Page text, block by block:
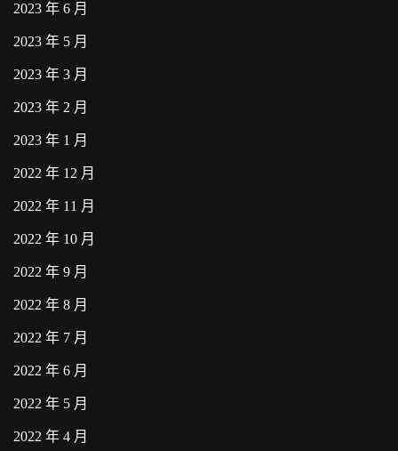
2023 年 6 月
2023 年 5 月
2023 年 3 月
2023 年 2 月
2023 年 1 月
2022 年 12 月
2022 年 11 月
2022 年 10 月
2022 年 9 月
2022 年 8 月
2022 年 7 月
2022 年 6 月
2022 年 5 月
2022 年 4 月